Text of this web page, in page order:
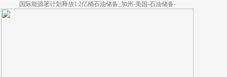
国际能源署计划释放1.2亿桶石油储备_加州-美国-石油储备-